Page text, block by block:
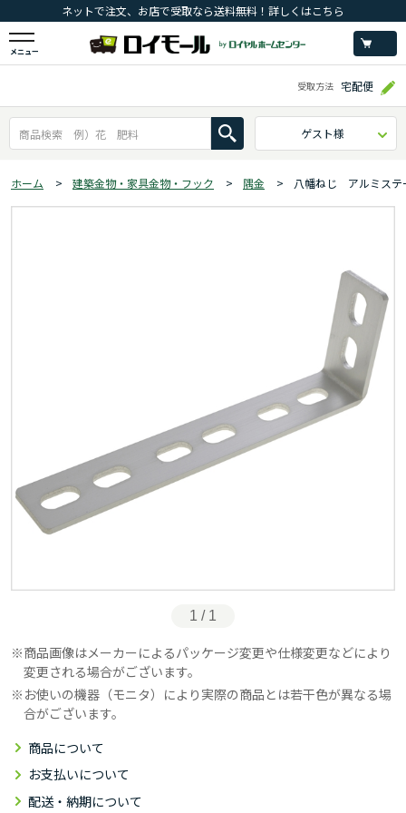
ネットで注文、お店で受取なら送料無料！詳しくはこちら
メニュー
受取方法 宅配便
ゲスト様
ホーム > 建築金物・家具金物・フック > 隅金 > 八幡ねじ アルミス
1 / 1
商品画像はメーカーによるパッケージ変更や仕様変更などにより
変更される場合がございます。
お使いの機器（モニタ）により実際の商品とは若干色が異なる場
合がございます。
商品について
お支払いについて
配送・納期について